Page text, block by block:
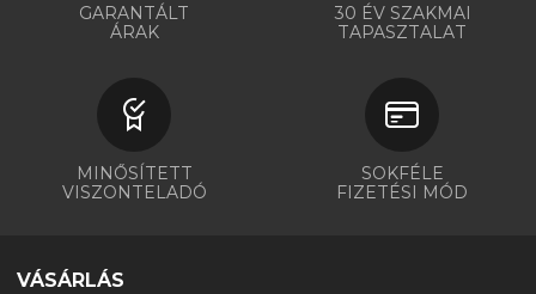
GARANTÁLT
ÁRAK
30 ÉV SZAKMAI
TAPASZTALAT
MINŐSÍTETT
VISZONTELADÓ
SOKFÉLE
FIZETÉSI MÓD
VÁSÁRLÁS